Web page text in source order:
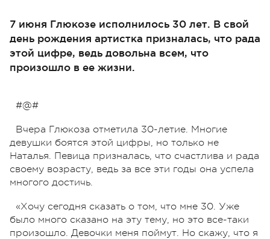
7 июня Глюкозе исполнилось 30 лет. В свой
день рождения артистка призналась, что рада
этой цифре, ведь довольна всем, что
произошло в ее жизни.
#@#
Вчера Глюкоза отметила 30-летие. Многие
девушки боятся этой цифры, но только не
Наталья. Певица призналась, что счастлива и рада
своему возрасту, ведь за все эти годы она успела
многого достичь.
«Хочу сегодня сказать о том, что мне 30. Уже
было много сказано на эту тему, но это все-таки
произошло. Девочки меня поймут. Но скажу, что я